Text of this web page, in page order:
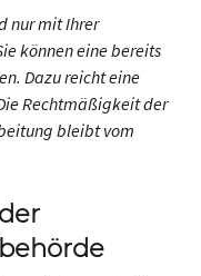
nur mit Ihrer
können eine bereits
Dazu reicht eine
Rechtmäßigkeit der
bleibt vom